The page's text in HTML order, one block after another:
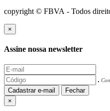
copyright © FBVA - Todos
×
Assine nossa newsletter
Cadastrar e-mail
Fechar
×